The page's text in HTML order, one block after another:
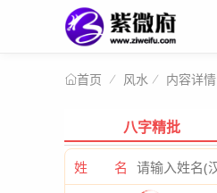
首页 风水 内容详情
八字精批
姓 名